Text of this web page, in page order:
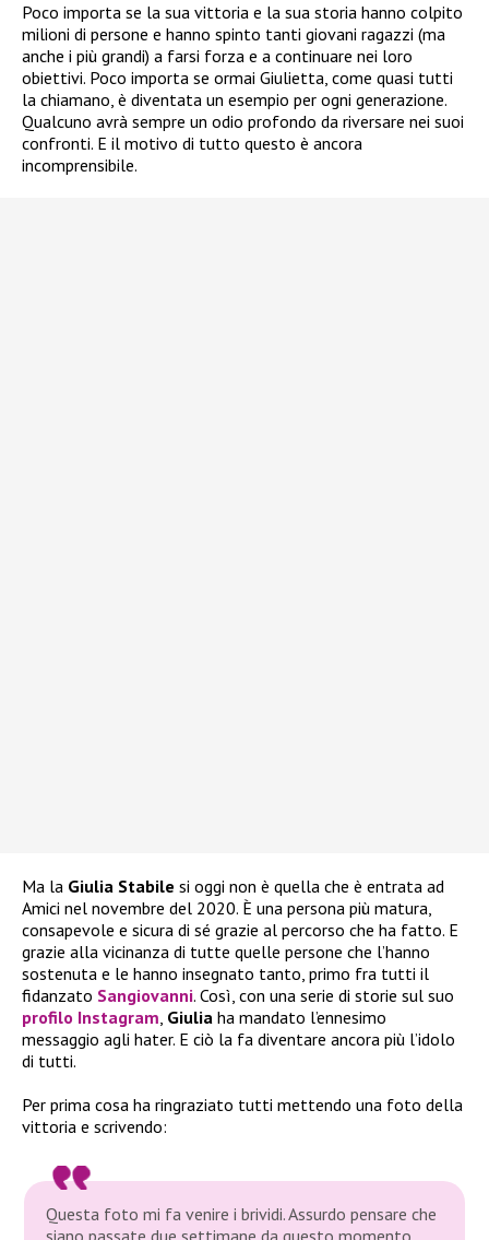
Poco importa se la sua vittoria e la sua storia hanno colpito
milioni di persone e hanno spinto tanti giovani ragazzi (ma
anche i più grandi) a farsi forza e a continuare nei loro
obiettivi. Poco importa se ormai Giulietta, come quasi tutti
la chiamano, è diventata un esempio per ogni generazione.
Qualcuno avrà sempre un odio profondo da riversare nei suoi
confronti. E il motivo di tutto questo è ancora
incomprensibile.
Ma la Giulia Stabile si oggi non è quella che è entrata ad
Amici nel novembre del 2020. È una persona più matura,
consapevole e sicura di sé grazie al percorso che ha fatto. E
grazie alla vicinanza di tutte quelle persone che l’hanno
sostenuta e le hanno insegnato tanto, primo fra tutti il
fidanzato Sangiovanni. Così, con una serie di storie sul suo
profilo Instagram, Giulia ha mandato l’ennesimo
messaggio agli hater. E ciò la fa diventare ancora più l’idolo
di tutti.
Per prima cosa ha ringraziato tutti mettendo una foto della
vittoria e scrivendo:
Questa foto mi fa venire i brividi. Assurdo pensare che
siano passate due settimane da questo momento.